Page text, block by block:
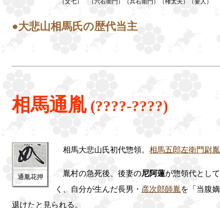
（文七） （六右衛門）（兵右衛門）（権太夫）（要人）
●大悲山相馬氏の歴代当主
相馬通胤(????-????)
通胤花押
相馬大悲山氏初代惣領。相馬五郎左衛門尉
胤村の急死後、後妻の尼阿蓮が惣領代とし
く、自分が生んだ長男・ 彦次郎師胤を「当腹
退けたと見られる。